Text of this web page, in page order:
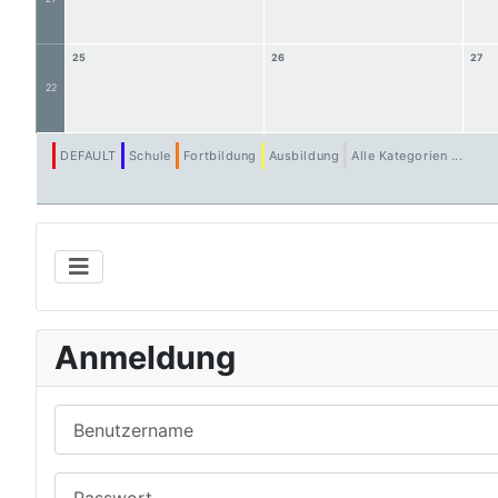
Anmeldung
22
25 26 27
DEFAULT Schule Fortbildung Ausbildung Alle Kategorien ...